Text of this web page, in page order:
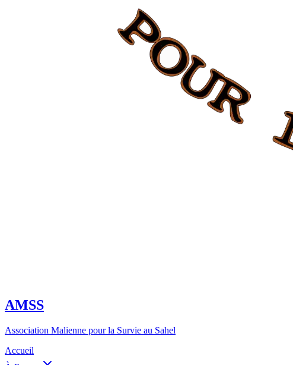
AMSS
Association Malienne pour la Survie au Sahel
Accueil